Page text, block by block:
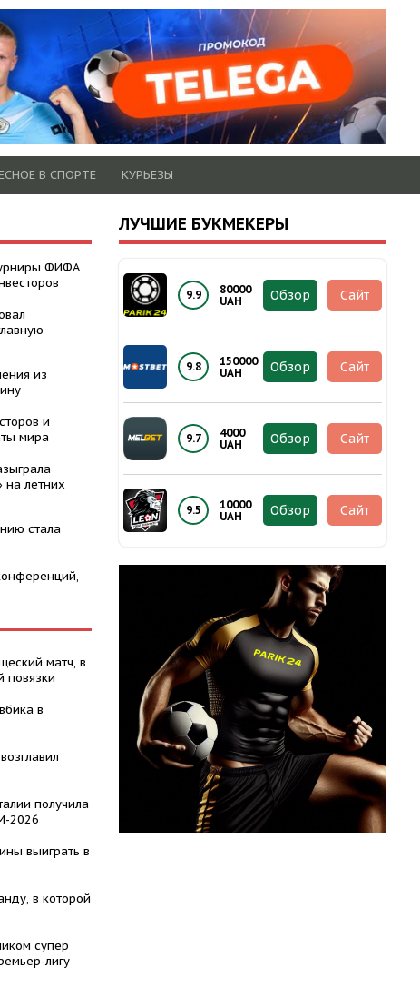
В СПОРТЕ КУРЬЕЗЫ
ФИФА
из
и
мира
на летних
стала
матч, в
повязки
в
получила
2026
выиграть в
в которой
супер
лигу
ЛУЧШИЕ БУКМЕКЕРЫ
9.9
80000
UAH
Обзор Сайт
9.8
150000
UAH
Обзор Сайт
9.7
4000
UAH
Обзор Сайт
9.5
10000
UAH
Обзор Сайт